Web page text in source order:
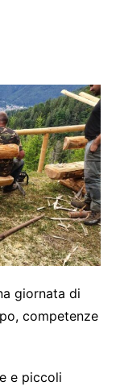
giornata di
competenze
e piccoli